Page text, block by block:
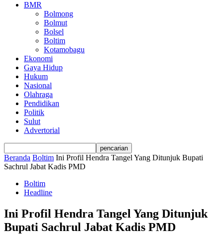
BMR
Bolmong
Bolmut
Bolsel
Boltim
Kotamobagu
Ekonomi
Gaya Hidup
Hukum
Nasional
Olahraga
Pendidikan
Politik
Sulut
Advertorial
Beranda Boltim Ini Profil Hendra Tangel Yang Ditunjuk Bupati
Sachrul Jabat Kadis PMD
Boltim
Headline
Ini Profil Hendra Tangel Yang Ditunjuk
Bupati Sachrul Jabat Kadis PMD